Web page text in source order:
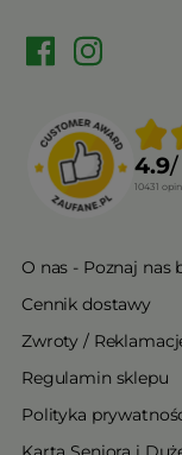
4.9/
10431 opinii
O nas - Poznaj nas
Cennik dostawy
Zwroty /
Regulamin sklepu
Polityka